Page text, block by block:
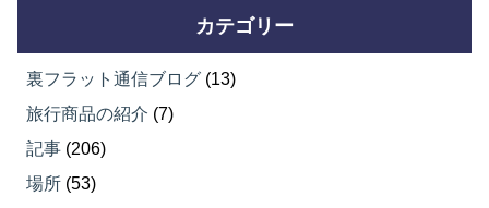
カテゴリー
裏フラット通信ブログ (13)
旅行商品の紹介 (7)
記事 (206)
場所 (53)